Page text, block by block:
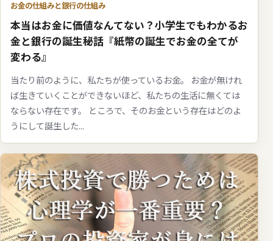
お金の仕組みと銀行の仕組み
本当はお金に価値なんてない？小学生でもわかるお
金と銀行の誕生秘話『紙幣の誕生でお金の全てが
変わる』
当たり前のように、私たちが使っているお金。 お金が無けれ
ば生きていくことができないほど、私たちの生活に無くては
ならない存在です。 ところで、そのお金という存在はどのよ
うにして誕生した...